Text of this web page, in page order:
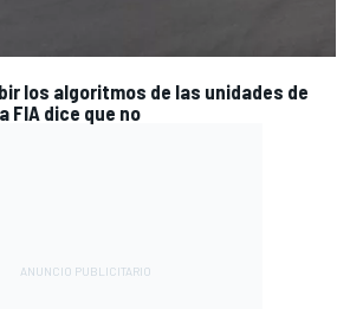
los algoritmos de las unidades de
FIA dice que no